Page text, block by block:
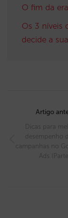
O fim da
Os 3 níveis
decide a
Artigo
Dicas para
desempenho
campanhas no
Ads (Parte